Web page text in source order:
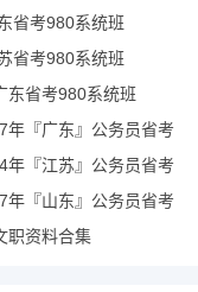
省考980系统班
省考980系统班
东省考980系统班
年『广东』公务员省考
年『江苏』公务员省考
年『山东』公务员省考
职资料合集